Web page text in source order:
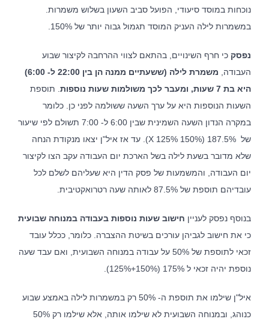
נוכחות במוסד סיעודי, הפועל סביב השעון בשלוש משמרות.
במשמרות לילה העניק המוסד תגמול גבוה יותר של 150%.
נפסק כי חרף השינויים, בהתאם לצווי ההרחבה לקיצור שבוע
העבודה,
משמרת לילה (ששעתיים ממנה הן בין 22:00 ל- 6:00)
היא בת 7 שעות, ומעבר לכך משולמות שעות נוספות
. תוספת
השעות הנוספות היא על ערך השעה ששולמה לפני כן. כלומר
במקרה הנדון השעה השמינית שבין 6:00 ל- 7:00 תשולם לפי שיעור
של 187.5% (150% X 125%). עד אז איל"ן יצאו מנקודת הנחה
שלא מדובר בשעת לילה בשל הארכת יום העבודה עקב הצו לקיצור
יום העבודה, והמשמעות של פסק הדין היא שעליהם לשלם לכל
עובדיהם תוספת של 87.5% לאותה שעה רטרואקטיבית.
בנוסף נפסק לעניין חישוב שעות נוספות בעבודה במנוחה שבועית
כי את חישוב לגביהן עורכים בשיטת ההצברה. כלומר, ככלל עובד
זכאי לתוספת של 50% על עבודה במנוחה השבועית, ואם עבד שעה
נוספת יהיה זכאי ל 175% (150%+125%).
איל"ן שילמו את תוספת ה- 50% רק במשמרות לילה באמצע שבוע